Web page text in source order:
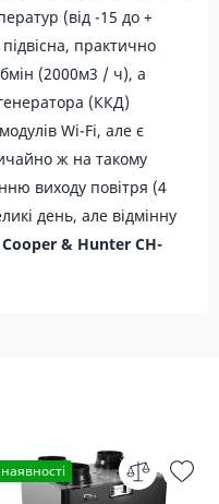
(від -15 до +
практично
(2000м3 / ч), а
(ККД)
Wi-Fi, але є
ж на такому
виходу повітря (4
день, але відмінну
& Hunter CH-